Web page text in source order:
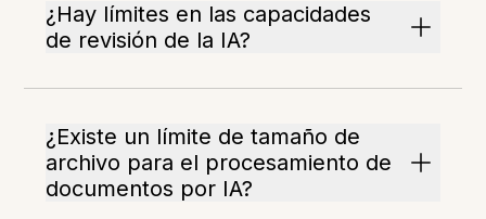
¿Hay límites en las capacidades
de revisión de la IA?
¿Existe un límite de tamaño de
archivo para el procesamiento de
documentos por IA?